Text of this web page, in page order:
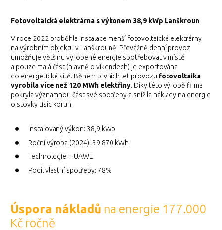
Fotovoltaická elektrárna s výkonem 38,9 kWp Lanškroun
V roce 2022 proběhla instalace menší fotovoltaické elektrárny
na výrobním objektu v Lanškrouně. Převážně denní provoz
umožňuje většinu vyrobené energie spotřebovat v místě
a pouze malá část (hlavně o víkendech) je exportována
do energetické sítě. Během prvních let provozu fotovoltaika
vyrobila více než 120 MWh elektřiny. Díky této výrobě firma
pokryla významnou část své spotřeby a snížila náklady na energie
o stovky tisíc korun.
Instalovaný výkon: 38,9 kWp
Roční výroba (2024): 39 870 kWh
Technologie: HUAWEI
Podíl vlastní spotřeby: 78%
Úspora nákladů na energie 177.000
Kč ročně